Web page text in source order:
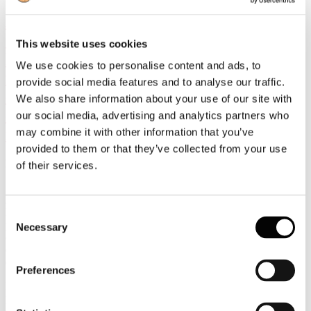
This website uses cookies
We use cookies to personalise content and ads, to
provide social media features and to analyse our traffic.
We also share information about your use of our site with
our social media, advertising and analytics partners who
may combine it with other information that you’ve
provided to them or that they’ve collected from your use
of their services.
Selection
Necessary
Preferences
organizzazioni sindacali SLC-CGIL,
FISTEL CISL, ULCOM, UGL Chimici
firmano oggi, a Roma, una dichiarazione
congiunta sull’energia e sull’economia
circolare: sei proposte di politica
industriale per rafforzare la competitività
Dettagli
presso il Centro Congressi Frentani, a Roma, una dichiarazione
congiunta con sei proposte per rafforzare la competitività del settore